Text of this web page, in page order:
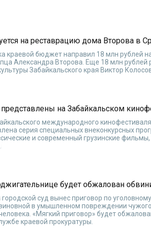
на реставрацию дома Второва в
краевой бюджет направил 18 млн рублей
Александра Второва. Еще 18 млн
Забайкальского края Виктор
на Забайкальском
международного
серия специальных внеконкурсных
и современный грузинские
будет обжалован
суд вынес приговор по
в умышленном повреждении
«Мягкий приговор» будет
краевой прокуратуры.